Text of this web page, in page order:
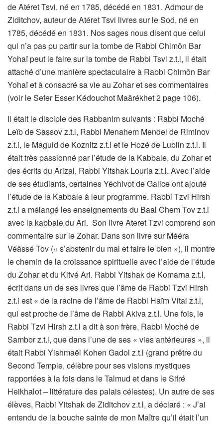
de Atéret Tsvi, né en 1785, décédé en 1831. Admour de
Ziditchov, auteur de Atéret Tsvi livres sur le Sod, né en
1785, décédé en 1831. Nos sages nous disent que celui
qui n’a pas pu partir sur la tombe de Rabbi Chimôn Bar
Yohaï peut le faire sur la tombe de Rabbi Tsvi z.t.l, il était
attaché d’une manière spectaculaire à Rabbi Chimôn Bar
Yohaï et à consacré sa vie au Zohar et ses commentaires
(voir le Sefer Esser Kédouchot Maârékhet 2 page 106).
Il était le disciple des Rabbanim suivants : Rabbi Moché
Leïb de Sassov z.t.l, Rabbi Menahem Mendel de Riminov
z.t.l, le Maguid de Koznitz z.t.l et le Hozé de Lublin z.t.l. Il
était très passionné par l’étude de la Kabbale, du Zohar et
des écrits du Arizal, Rabbi Yitshak Louria z.t.l. Avec l’aide
de ses étudiants, certaines Yéchivot de Galice ont ajouté
l’étude de la Kabbale à leur programme. Rabbi Tzvi Hirsh
z.t.l a mélangé les enseignements du Baal Chem Tov z.t.l
avec la kabbale du Ari. Son livre Ateret Tzvi comprend son
commentaire sur le Zohar. Dans son livre sur Mééra
Véâssé Tov (« s’abstenir du mal et faire le bien »), il montre
le chemin de la croissance spirituelle avec l’aide de l’étude
du Zohar et du Kitvé Ari. Rabbi Yitshak de Komarna z.t.l,
écrit dans un de ses livres que l’âme de Rabbi Tzvi Hirsh
z.t.l est « de la racine de l’âme de Rabbi Haïm Vital z.t.l,
qui est proche de l’âme de Rabbi Akiva z.t.l. Une fois, le
Rabbi Tzvi Hirsh z.t.l a dit à son frère, Rabbi Moché de
Sambor z.t.l, que dans l’une de ses « vies antérieures », il
était Rabbi Yishmaël Kohen Gadol z.t.l (grand prêtre du
Second Temple, célèbre pour ses visions mystiques
rapportées à la fois dans le Talmud et dans le Sifré
Heikhalot – littérature des palais célestes). Un autre de ses
élèves, Rabbi Yitshak de Ziditchov z.t.l, a déclaré : « J’ai
entendu de la bouche sainte de mon Maître qu’il était l’un